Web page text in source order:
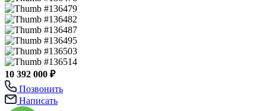
10 392 000 ₽
Позвонить
Написать